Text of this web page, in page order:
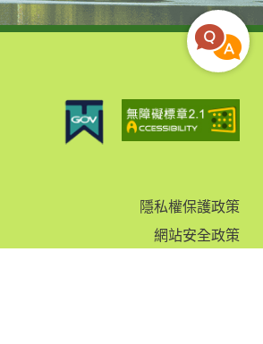
隱私權保護政策
網站安全政策